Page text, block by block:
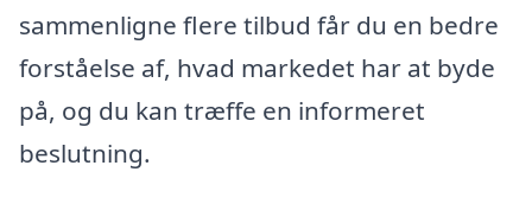
sammenligne flere tilbud får du en bedre
forståelse af, hvad markedet har at byde
på, og du kan træffe en informeret
beslutning.